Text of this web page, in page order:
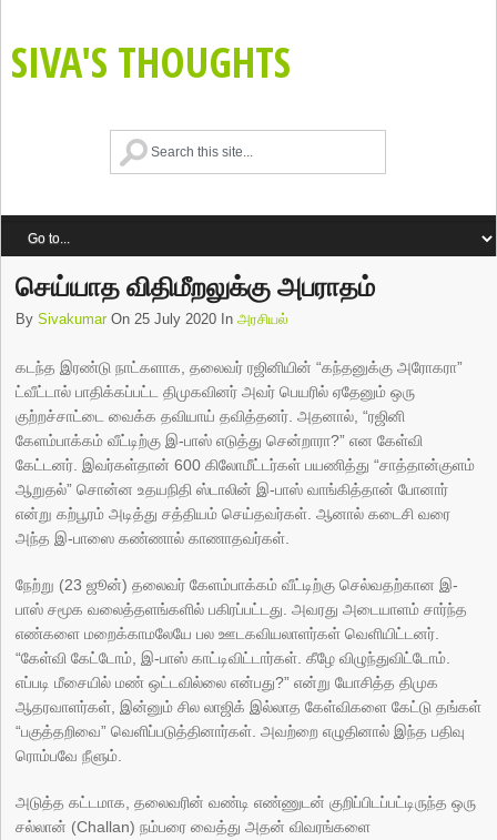
SIVA'S THOUGHTS
செய்யாத விதிமீறலுக்கு அபராதம்
BySivakumarOn 25 July 2020 Inஅரசியல்
கடந்த இரண்டு நாட்களாக, தலைவர் ரஜினியின் “கந்தனுக்கு அரோகரா”
ட்வீட்டால் பாதிக்கப்பட்ட திமுகவினர் அவர் பெயரில் ஏதேனும் ஒரு
குற்றச்சாட்டை வைக்க தவியாய் தவித்தனர். அதனால், “ரஜினி
கேளம்பாக்கம் வீட்டிற்கு இ-பாஸ் எடுத்து சென்றாரா?” என கேள்வி
கேட்டனர். இவர்கள்தான் 600 கிலோமீட்டர்கள் பயணித்து “சாத்தான்குளம்
ஆறுதல்” சொன்ன உதயநிதி ஸ்டாலின் இ-பாஸ் வாங்கித்தான் போனார்
என்று கற்பூரம் அடித்து சத்தியம் செய்தவர்கள். ஆனால் கடைசி வரை
அந்த இ-பாஸை கண்ணால் காணாதவர்கள்.
நேற்று (23 ஜூன்) தலைவர் கேளம்பாக்கம் வீட்டிற்கு செல்வதற்கான இ-
பாஸ் சமூக வலைத்தளங்களில் பகிரப்பட்டது. அவரது அடையாளம் சார்ந்த
எண்களை மறைக்காமலேயே பல ஊடகவியலாளர்கள் வெளியிட்டனர்.
“கேள்வி கேட்டோம், இ-பாஸ் காட்டிவிட்டார்கள். கீழே விழுந்துவிட்டோம்.
எப்படி மீசையில் மண் ஒட்டவில்லை என்பது?” என்று யோசித்த திமுக
ஆதரவாளர்கள், இன்னும் சில லாஜிக் இல்லாத கேள்விகளை கேட்டு தங்கள்
“பகுத்தறிவை” வெளிப்படுத்தினார்கள். அவற்றை எழுதினால் இந்த பதிவு
ரொம்பவே நீளும்.
அடுத்த கட்டமாக, தலைவரின் வண்டி எண்ணுடன் குறிப்பிடப்பட்டிருந்த ஒரு
சல்லான் (Challan) நம்பரை வைத்து அதன் விவரங்களை